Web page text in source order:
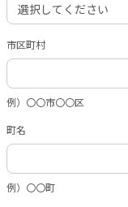
市区町村
例）〇〇市〇〇区
町名
例）〇〇町